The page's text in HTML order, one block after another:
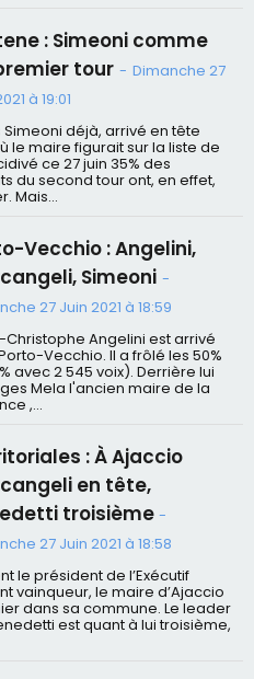
: Simeoni comme
tour - Dimanche 27
à 19:01
Simeoni déjà, arrivé en tête
le maire figurait sur la liste de
ce 27 juin 35% des
du second tour ont, en effet,
Mais...
Vecchio : Angelini,
Simeoni -
27 Juin 2021 à 18:59
Christophe Angelini est arrivé
Vecchio. Il a frôlé les 50%
avec 2 545 voix). Derrière lui
Mela l'ancien maire de la
,...
: À Ajaccio
en tête,
troisième-
27 Juin 2021 à 18:58
le président de l’Exécutif
vainqueur, le maire d’Ajaccio
dans sa commune. Le leader
est quant à lui troisième,